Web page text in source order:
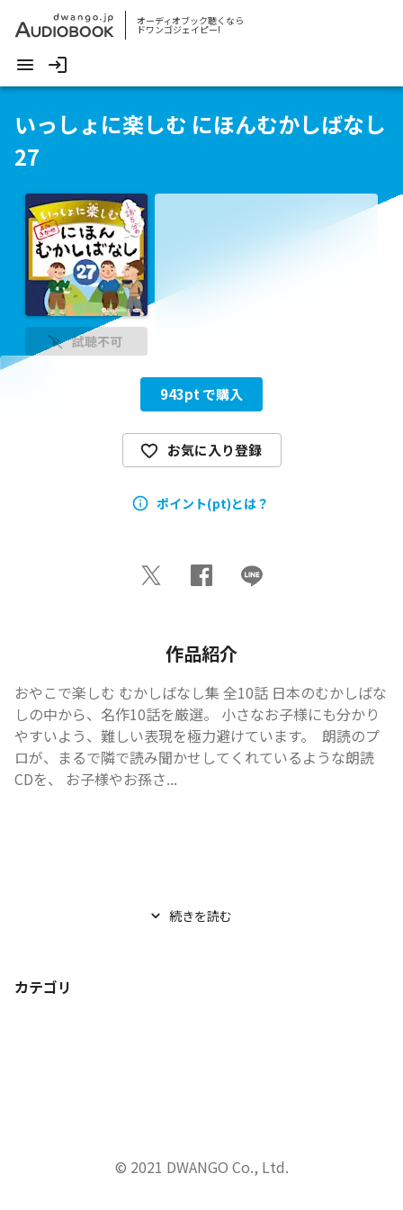
オーディオブック聴くなら
ドワンゴジェイピー!
いっしょに楽しむ にほんむかしばなし
27
試聴不可
943pt で購入
お気に入り登録
ポイント(pt)とは？
作品紹介
おやこで楽しむ むかしばなし集 全10話 日本のむかしばな
しの中から、名作10話を厳選。 小さなお子様にも分かり
やすいよう、難しい表現を極力避けています。  朗読のプ
ロが、まるで隣で読み聞かせしてくれているような朗読
CDを、 お子様やお孫さ...
続きを読む
カテゴリ
© 2021 DWANGO Co., Ltd.